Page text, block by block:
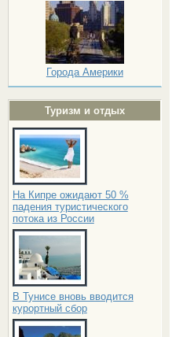
Города Америки
Туризм и отдых
На Кипре ожидают 50 %
падения туристического
потока из России
В Тунисе вновь вводится
курортный сбор